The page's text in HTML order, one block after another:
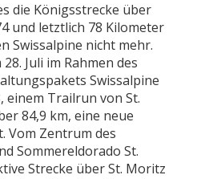
die Königsstrecke über
und letztlich 78 Kilometer
Swissalpine nicht mehr.
Juli im Rahmen des
Swissalpine
einem Trailrun von St.
84,9 km, eine neue
Vom Zentrum des
Sommereldorado St.
Strecke über St. Moritz